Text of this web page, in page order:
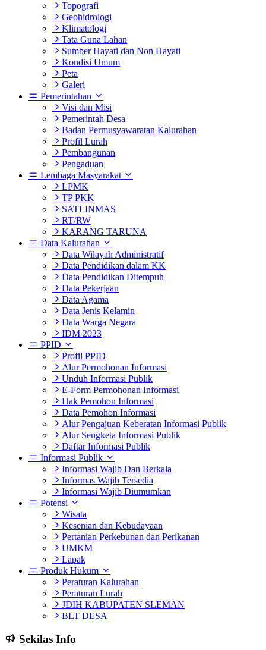
Topografi
Geohidrologi
Klimatologi
Tata Guna Lahan
Sumber Hayati dan Non Hayati
Kondisi Umum
Peta
Galeri
Pemerintahan
Visi dan Misi
Pemerintah Desa
Badan Permusyawaratan Kalurahan
Profil Lurah
Pembangunan
Pengaduan
Lembaga Masyarakat
LPMK
TP PKK
SATLINMAS
RT/RW
KARANG TARUNA
Data Kalurahan
Data Wilayah Administratif
Data Pendidikan dalam KK
Data Pendidikan Ditempuh
Data Pekerjaan
Data Agama
Data Jenis Kelamin
Data Warga Negara
IDM 2023
PPID
Profil PPID
Alur Permohonan Informasi
Unduh Informasi Publik
E-Form Permohonan Informasi
Hak Pemohon Informasi
Data Pemohon Informasi
Alur Pengajuan Keberatan Informasi Publik
Alur Sengketa Informasi Publik
Daftar Informasi Publik
Informasi Publik
Informasi Wajib Dan Berkala
Informas Wajib Tersedia
Informasi Wajib Diumumkan
Potensi
Wisata
Kesenian dan Kebudayaan
Pertanian Perkebunan dan Perikanan
UMKM
Lapak
Produk Hukum
Peraturan Kalurahan
Peraturan Lurah
JDIH KABUPATEN SLEMAN
BLT DESA
Sekilas Info